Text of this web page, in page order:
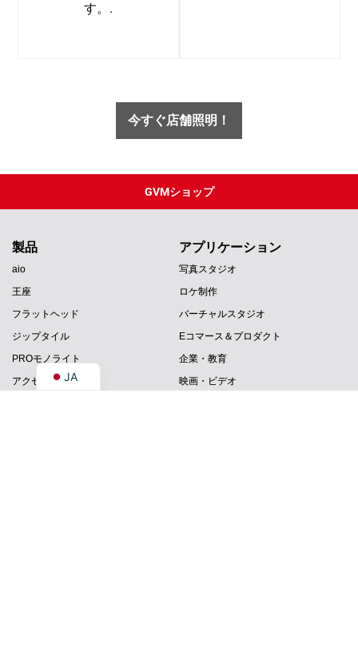
す。.
今すぐ店舗照明！
GVMショップ
製品
aio
王座
フラットヘッド
ジップタイル
PROモノライト
アクセサリー
アプリケーション
写真スタジオ
ロケ制作
バーチャルスタジオ
Eコマース＆プロダクト
企業・教育
映画・ビデオ
JA